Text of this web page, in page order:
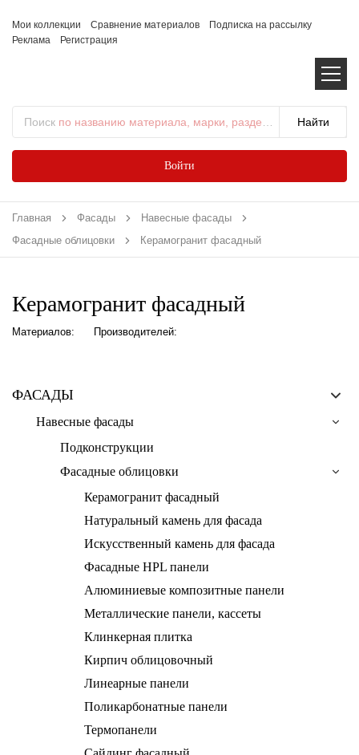
Мои коллекции Сравнение материалов
Подписка на рассылку
Реклама
Регистрация
Поиск по названию материала, марки, раздела...
Войти
Главная Фасады
Навесные фасады
Фасадные облицовки
Керамогранит фасадный
Керамогранит фасадный
Материалов: Производителей:
ФАСАДЫ
Навесные фасады
Подконструкции
Фасадные облицовки
Керамогранит фасадный
Натуральный камень для фасада
Искусственный камень для фасада
Фасадные HPL панели
Алюминиевые композитные панели
Металлические панели, кассеты
Клинкерная плитка
Кирпич облицовочный
Линеарные панели
Поликарбонатные панели
Термопанели